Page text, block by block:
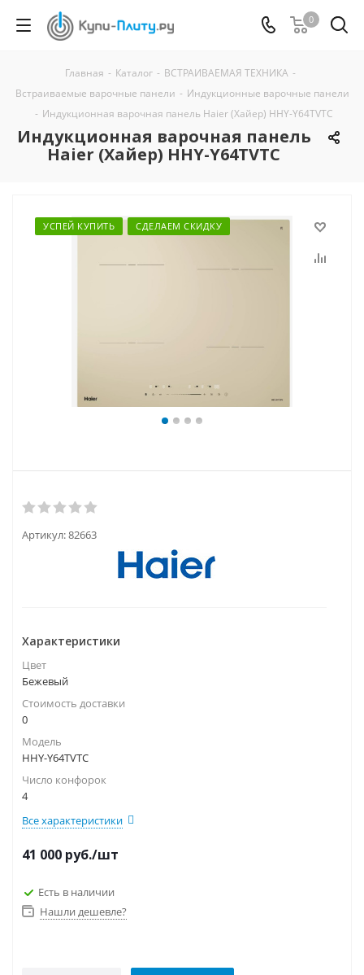
0
Главная - Каталог - ВСТРАИВАЕМАЯ ТЕХНИКА -
Встраиваемые варочные панели - Индукционные варочные панели
- Индукционная варочная панель Haier (Хайер) HHY-Y64TVTC
Индукционная варочная панель
Haier (Хайер) HHY-Y64TVTC
УСПЕЙ КУПИТЬ СДЕЛАЕМ СКИДКУ
Артикул:82663
Характеристики
Цвет
Бежевый
Стоимость доставки
0
Модель
HHY-Y64TVTC
Число конфорок
4
Все характеристики
41 000 руб./шт
Есть в наличии
Нашли дешевле?